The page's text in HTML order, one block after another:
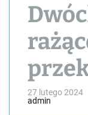
27 lutego 2024
admin